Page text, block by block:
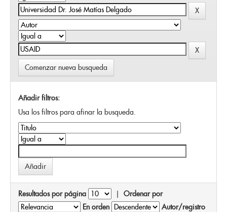
Comenzar nueva busqueda
Añadir filtros:
Usa los filtros para afinar la busqueda.
Resultados por página | Ordenar por
En orden
Autor/registro